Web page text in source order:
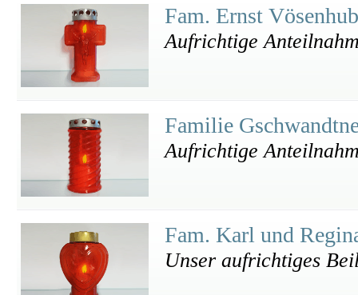
Fam. Ernst
Aufrichtige
Familie
Aufrichtige
Fam. Karl und
Unser aufrichtiges